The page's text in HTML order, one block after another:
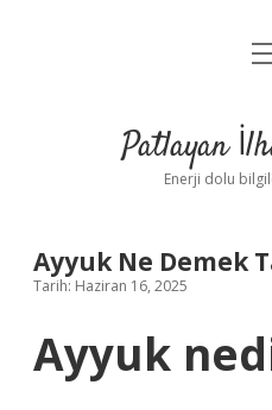
Yasal
Patlayan
Enerji dolu
Ayyuk Ne Demek
Tarih: Haziran 16, 2025
Ayyuk